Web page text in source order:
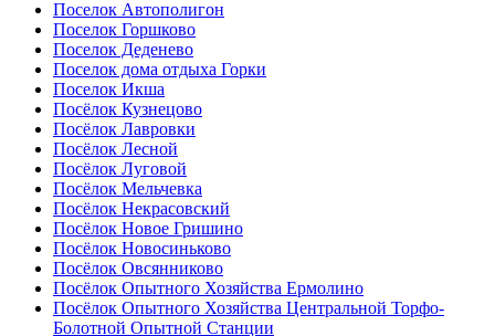
Поселок Автополигон
Поселок Горшково
Поселок Деденево
Поселок дома отдыха Горки
Поселок Икша
Посёлок Кузнецово
Посёлок Лавровки
Посёлок Лесной
Посёлок Луговой
Посёлок Мельчевка
Посёлок Некрасовский
Посёлок Новое Гришино
Посёлок Новосиньково
Посёлок Овсянниково
Посёлок Опытного Хозяйства Ермолино
Посёлок Опытного Хозяйства Центральной Торфо-
Болотной Опытной Станции